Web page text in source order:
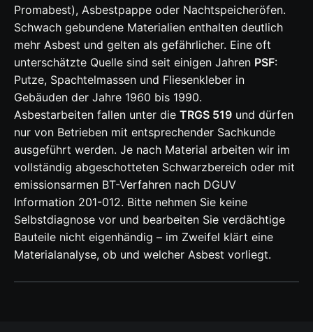
Promabest), Asbestpappe oder Nachtspeicheröfen.
Schwach gebundene Materialien enthalten deutlich
mehr Asbest und gelten als gefährlicher. Eine oft
unterschätzte Quelle sind seit einigen Jahren PSF:
Putze, Spachtelmassen und Fliesenkleber in
Gebäuden der Jahre 1960 bis 1990.
Asbestarbeiten fallen unter die TRGS 519 und dürfen
nur von Betrieben mit entsprechender Sachkunde
ausgeführt werden. Je nach Material arbeiten wir im
vollständig abgeschotteten Schwarzbereich oder mit
emissionsarmen BT-Verfahren nach DGUV
Information 201-012. Bitte nehmen Sie keine
Selbstdiagnose vor und bearbeiten Sie verdächtige
Bauteile nicht eigenhändig – im Zweifel klärt eine
Materialanalyse, ob und welcher Asbest vorliegt.